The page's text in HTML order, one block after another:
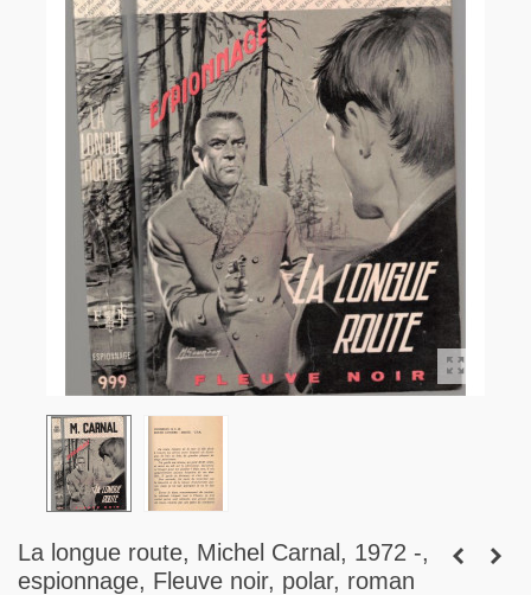
La longue route, Michel Carnal, 1972 -,
espionnage, Fleuve noir, polar, roman